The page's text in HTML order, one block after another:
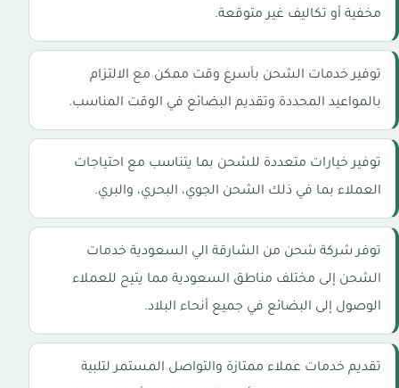
مخفية أو تكاليف غير متوقعة.
توفير خدمات الشحن بأسرع وقت ممكن مع الالتزام
بالمواعيد المحددة وتقديم البضائع في الوقت المناسب.
توفير خيارات متعددة للشحن بما يتناسب مع احتياجات
العملاء بما في ذلك الشحن الجوي، البحري، والبري.
توفر شركة شحن من الشارقة الي السعودية خدمات
الشحن إلى مختلف مناطق السعودية مما يتيح للعملاء
الوصول إلى البضائع في جميع أنحاء البلاد.
تقديم خدمات عملاء ممتازة والتواصل المستمر لتلبية